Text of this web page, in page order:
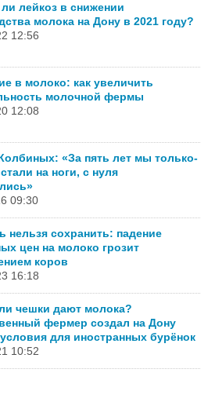
лейкоз в снижении
молока на Дону в 2021 году?
12:56
в молоко: как увеличить
молочной фермы
12:08
«За пять лет мы только-
на ноги, с нуля
09:30
нельзя сохранить: падение
цен на молоко грозит
коров
16:18
чешки дают молока?
фермер создал на Дону
для иностранных бурёнок
10:52